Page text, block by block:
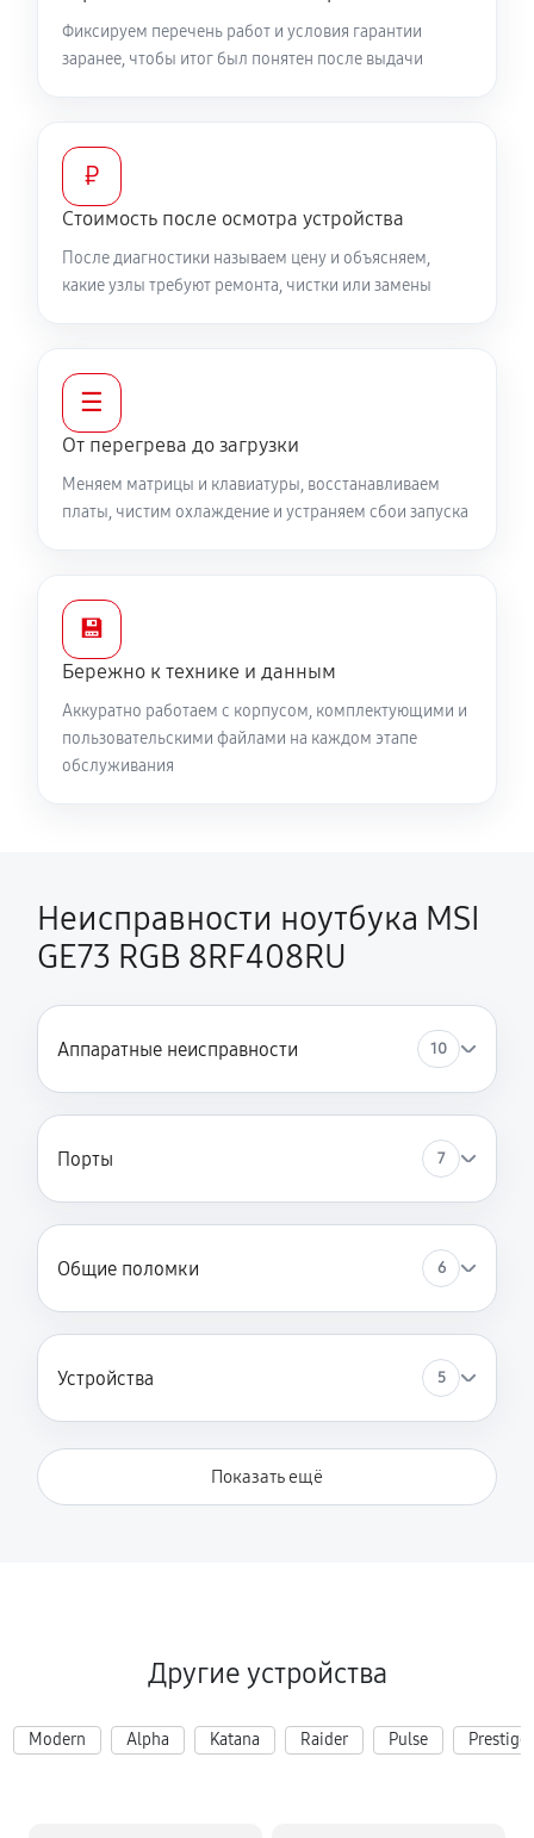
Замена видеочипа ноутбука MSI GE73 RGB
Настройка BIOS ноутбука MSI GE73 RGB 8RF408RU
590 руб 60 минут
Ремонт подсветки ноутбука MSI GE73 RGB
Настройка ОС ноутбука MSI GE73 RGB 8RF408RU
840 руб 60 минут
Замена HDMI ноутбука MSI GE73 RGB 8RF408RU
Фиксируем перечень работ и условия гарантии
заранее, чтобы итог был понятен после выдачи
₽
Стоимость после осмотра устройства
После диагностики называем цену и объясняем,
какие узлы требуют ремонта, чистки или замены
☰
От перегрева до загрузки
Меняем матрицы и клавиатуры, восстанавливаем
платы, чистим охлаждение и устраняем сбои запуска
💾
Бережно к технике и данным
Аккуратно работаем с корпусом, комплектующими и
пользовательскими файлами на каждом этапе
обслуживания
Неисправности ноутбука MSI
GE73 RGB 8RF408RU
Аппаратные неисправности 10
Порты 7
Общие поломки 6
Устройства 5
Показать ещё
Другие устройства
Modern Alpha Katana Raider Pulse Prestige